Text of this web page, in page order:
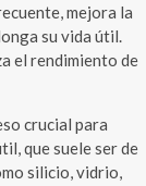
mejora la
su vida útil.
el rendimiento de
crucial para
que suele ser de
silicio, vidrio,